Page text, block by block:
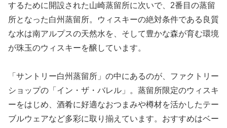
するために開設された山崎蒸留所に次いで、2番目の蒸留
所となった白州蒸留所。ウィスキーの絶対条件である良質
な水は南アルプスの天然水を、そして豊かな森が育む環境
が珠玉のウィスキーを醸しています。
「サントリー白州蒸留所」の中にあるのが、ファクトリー
ショップの「イン・ザ・バレル」。蒸留所限定のウィスキ
ーをはじめ、酒肴に好適なおつまみや樽材を活かしたテー
ブルウェアなど多彩に取り揃えています。おすすめはベー